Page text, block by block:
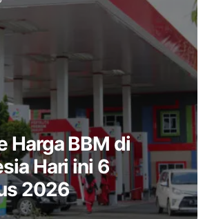
Harga BBM di
Hari ini 6
2026